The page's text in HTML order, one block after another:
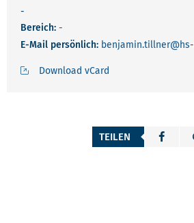
-
Bereich: -
E-Mail persönlich: benjamin.tillner
Download vCard
TEILEN